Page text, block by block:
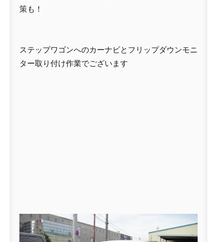
策も！
ステップワゴンへのカーナビとフリップダウンモニ
ター取り付け作業でございます